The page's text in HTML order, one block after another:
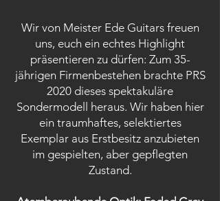
Wir von Meister Ede Guitars freuen
uns, euch ein echtes Highlight
präsentieren zu dürfen: Zum 35-
jährigen Firmenbestehen brachte PRS
2020 dieses spektakuläre
Sondermodell heraus. Wir haben hier
ein traumhaftes, selektiertes
Exemplar aus Erstbesitz anzubieten
im gespielten, aber gepflegten
Zustand.